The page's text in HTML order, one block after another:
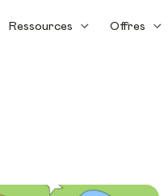
Ressources Offres